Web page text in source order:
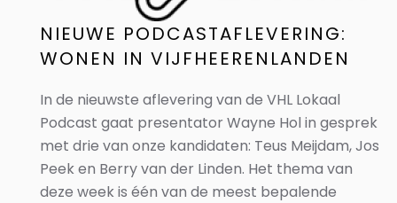
NIEUWE PODCASTAFLEVERING:
WONEN IN VIJFHEERENLANDEN
In de nieuwste aflevering van de VHL Lokaal
Podcast gaat presentator Wayne Hol in gesprek
met drie van onze kandidaten: Teus Meijdam, Jos
Peek en Berry van der Linden. Het thema van
deze week is één van de meest bepalende